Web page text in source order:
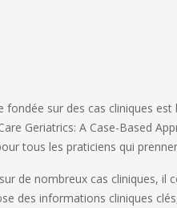
fondée sur des cas cliniques est
Geriatrics: A Case-Based
tous les praticiens qui
de nombreux cas cliniques, il
des informations cliniques